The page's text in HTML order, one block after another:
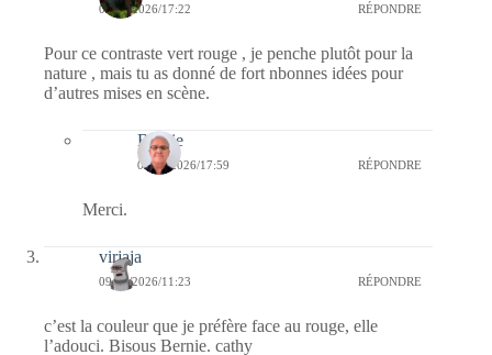
09/02/2026/17:22 RÉPONDRE
Pour ce contraste vert rouge , je penche plutôt pour la
nature , mais tu as donné de fort nbonnes idées pour
d’autres mises en scène.
Bernie
09/02/2026/17:59 RÉPONDRE
Merci.
virjaja
09/02/2026/11:23 RÉPONDRE
c’est la couleur que je préfère face au rouge, elle
l’adouci. Bisous Bernie. cathy